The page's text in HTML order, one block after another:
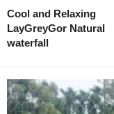
Cool and Relaxing
LayGreyGor Natural
waterfall